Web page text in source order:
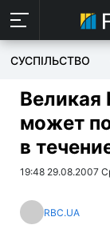
СУСПІЛЬСТВО
Великая
может
в
19:48 29.08.2007
RBC.UA